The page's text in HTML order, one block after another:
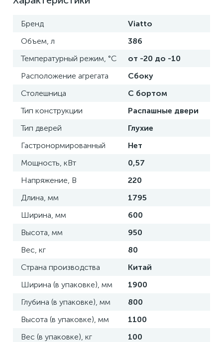
Бренд
Viatto
Объем, л
386
Температурный режим, °С
от -20 до -10
Расположение агрегата
Сбоку
Столешница
С бортом
Тип конструкции
Распашные двери
Тип дверей
Глухие
Гастронормированный
Нет
Мощность, кВт
0,57
Напряжение, В
220
Длина, мм
1795
Ширина, мм
600
Высота, мм
950
Вес, кг
80
Страна производства
Китай
Ширина (в упаковке), мм
1900
Глубина (в упаковке), мм
800
Высота (в упаковке), мм
1100
Вес (в упаковке), кг
100